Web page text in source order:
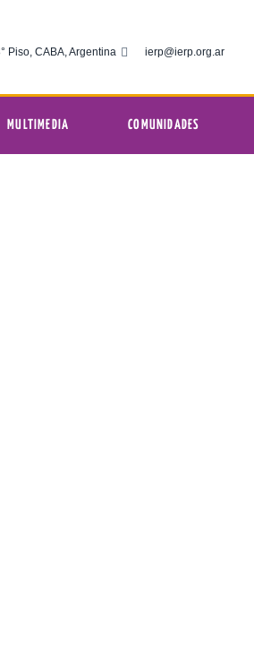
Piso, CABA, Argentina ierp@ierp.org.ar
MULTIMEDIA COMUNIDADES